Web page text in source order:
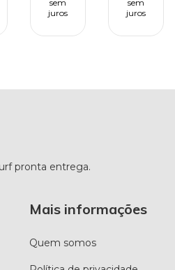
35,2L -
PU
sem
juros
9/16 -
31,9 -
sem
juros
pronta entrega.
Mais informações
Quem somos